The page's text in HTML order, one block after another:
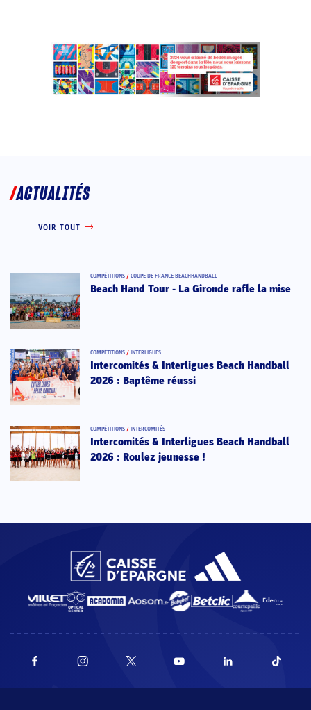
ACTUALITÉS
VOIR TOUT
COMPÉTITIONS / COUPE DE FRANCE BEACHHANDBALL
Beach Hand Tour - La Gironde rafle la mise
COMPÉTITIONS / INTERLIGUES
Intercomités & Interligues Beach Handball
2026 : Baptême réussi
COMPÉTITIONS / INTERCOMITÉS
Intercomités & Interligues Beach Handball
2026 : Roulez jeunesse !